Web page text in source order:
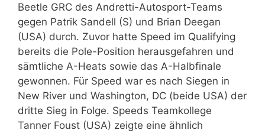
Beetle GRC des Andretti-Autosport-Teams
gegen Patrik Sandell (S) und Brian Deegan
(USA) durch. Zuvor hatte Speed im Qualifying
bereits die Pole-Position herausgefahren und
sämtliche A-Heats sowie das A-Halbfinale
gewonnen. Für Speed war es nach Siegen in
New River und Washington, DC (beide USA) der
dritte Sieg in Folge. Speeds Teamkollege
Tanner Foust (USA) zeigte eine ähnlich